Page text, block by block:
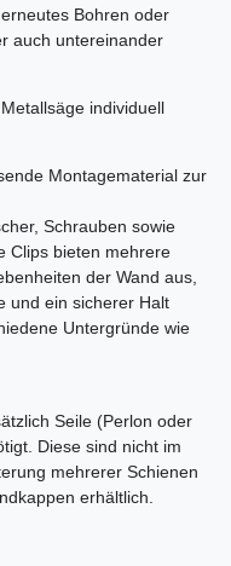
Bohren oder
auch untereinander
individuell
Montagematerial zur
Schrauben sowie
Clips bieten mehrere
der Wand aus,
und ein sicherer Halt
Untergründe wie
Seile (Perlon oder
Diese sind nicht im
mehrerer Schienen
erhältlich.